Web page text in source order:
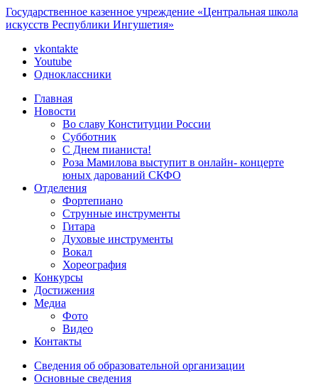
Государственное казенное учреждение «Центральная школа
искусств Республики Ингушетия»
vkontakte
Youtube
Одноклассники
Главная
Новости
Во славу Конституции России
Субботник
С Днем пианиста!
Роза Мамилова выступит в онлайн- концерте
юных дарований СКФО
Отделения
Фортепиано
Струнные инструменты
Гитара
Духовые инструменты
Вокал
Хореография
Конкурсы
Достижения
Медиа
Фото
Видео
Контакты
Сведения об образовательной организации
Основные сведения